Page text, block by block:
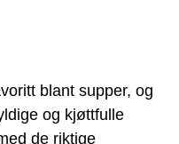
blant supper, og
og kjøttfulle
de riktige